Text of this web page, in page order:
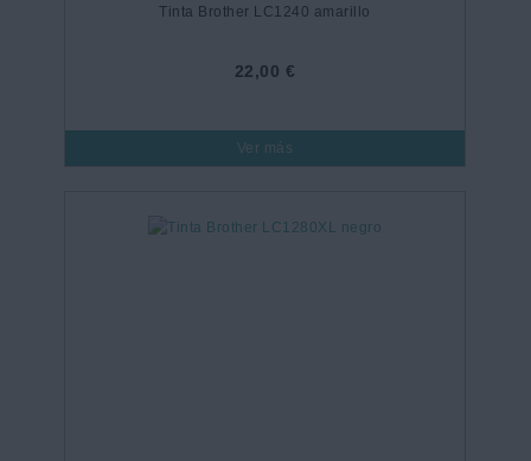
Tinta Brother LC1240 amarillo
22,00 €
Ver más